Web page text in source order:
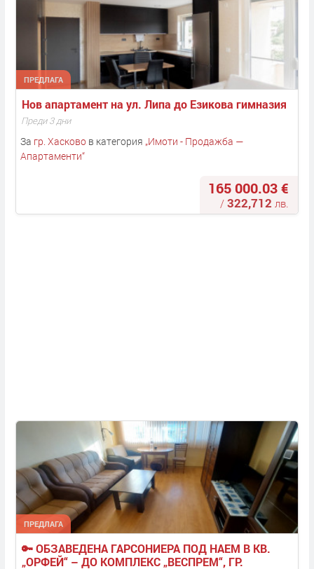
ПРЕДЛАГА
Нов апартамент на ул. Липа до Езикова гимназия
Преди 3 дни
За гр. Хасковов категория „Имоти - Продажба —
Апартаменти“
165 000.03 €
/322,712 лв.
ПРЕДЛАГА
🔑 ОБЗАВЕДЕНА ГАРСОНИЕРА ПОД НАЕМ В КВ.
„ОРФЕЙ“ – ДО КОМПЛЕКС „ВЕСПРЕМ“, ГР.